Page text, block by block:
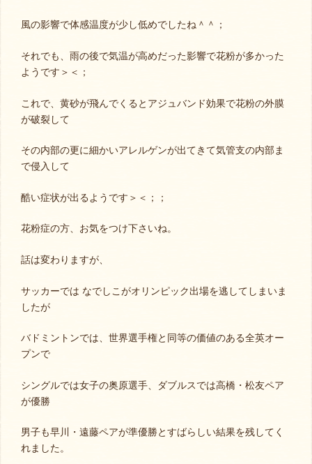
風の影響で体感温度が少し低めでしたね＾＾；
それでも、雨の後で気温が高めだった影響で花粉が多かった
ようです＞＜；
これで、黄砂が飛んでくるとアジュバンド効果で花粉の外膜
が破裂して
その内部の更に細かいアレルゲンが出てきて気管支の内部ま
で侵入して
酷い症状が出るようです＞＜；；
花粉症の方、お気をつけ下さいね。
話は変わりますが、
サッカーでは なでしこがオリンピック出場を逃してしまいま
したが
バドミントンでは、世界選手権と同等の価値のある全英オー
プンで
シングルでは女子の奥原選手、ダブルスでは高橋・松友ペア
が優勝
男子も早川・遠藤ペアが準優勝とすばらしい結果を残してく
れました。